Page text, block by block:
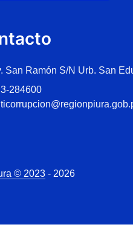
San Ramón S/N Urb. San
284600
© 2023 - 2026